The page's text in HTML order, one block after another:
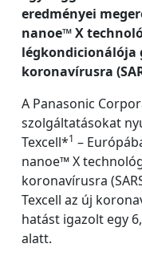
eredményei
nanoe™ X
légkondicionálója
koronavírusra
A Panasonic
szolgáltatásokat
Texcell*1 –
nanoe™ X
koronavírusra
Texcell az új
hatást igazolt egy
alatt.